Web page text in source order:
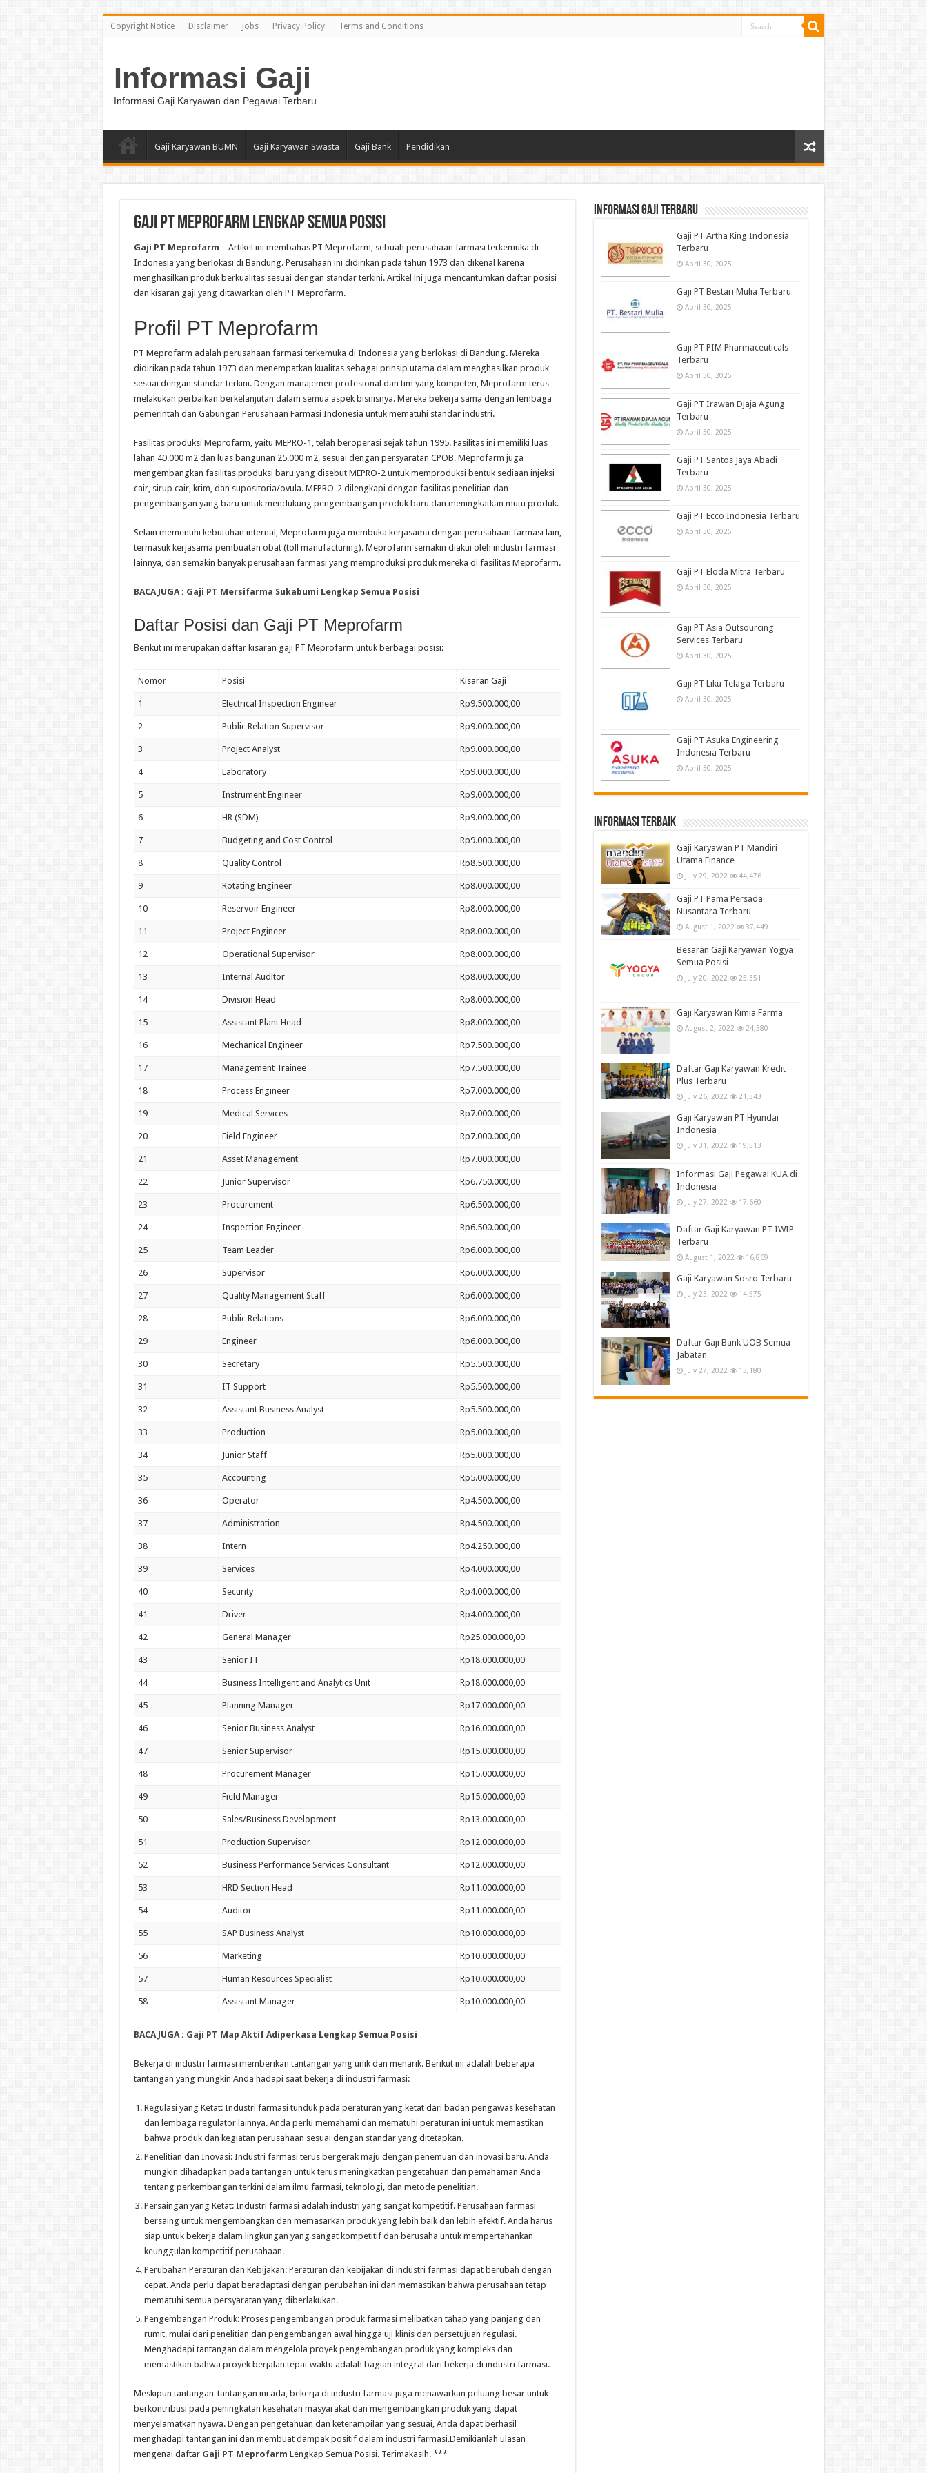
Copyright Notice Disclaimer Jobs Privacy Policy Terms and Conditions
Informasi Gaji
Informasi Gaji Karyawan dan Pegawai Terbaru
Gaji Karyawan BUMN Gaji Karyawan Swasta Gaji Bank Pendidikan
Gaji PT Meprofarm Lengkap Semua Posisi
Gaji PT Meprofarm – Artikel ini membahas PT Meprofarm, sebuah perusahaan farmasi terkemuka di
Indonesia yang berlokasi di Bandung. Perusahaan ini didirikan pada tahun 1973 dan dikenal karena
menghasilkan produk berkualitas sesuai dengan standar terkini. Artikel ini juga mencantumkan daftar posisi
dan kisaran gaji yang ditawarkan oleh PT Meprofarm.
Profil PT Meprofarm
PT Meprofarm adalah perusahaan farmasi terkemuka di Indonesia yang berlokasi di Bandung. Mereka
didirikan pada tahun 1973 dan menempatkan kualitas sebagai prinsip utama dalam menghasilkan produk
sesuai dengan standar terkini. Dengan manajemen profesional dan tim yang kompeten, Meprofarm terus
melakukan perbaikan berkelanjutan dalam semua aspek bisnisnya. Mereka bekerja sama dengan lembaga
pemerintah dan Gabungan Perusahaan Farmasi Indonesia untuk mematuhi standar industri.
Fasilitas produksi Meprofarm, yaitu MEPRO-1, telah beroperasi sejak tahun 1995. Fasilitas ini memiliki luas
lahan 40.000 m2 dan luas bangunan 25.000 m2, sesuai dengan persyaratan CPOB. Meprofarm juga
mengembangkan fasilitas produksi baru yang disebut MEPRO-2 untuk memproduksi bentuk sediaan injeksi
cair, sirup cair, krim, dan supositoria/ovula. MEPRO-2 dilengkapi dengan fasilitas penelitian dan
pengembangan yang baru untuk mendukung pengembangan produk baru dan meningkatkan mutu produk.
Selain memenuhi kebutuhan internal, Meprofarm juga membuka kerjasama dengan perusahaan farmasi lain,
termasuk kerjasama pembuatan obat (toll manufacturing). Meprofarm semakin diakui oleh industri farmasi
lainnya, dan semakin banyak perusahaan farmasi yang memproduksi produk mereka di fasilitas Meprofarm.
BACA JUGA : Gaji PT Mersifarma Sukabumi Lengkap Semua Posisi
Daftar Posisi dan Gaji PT Meprofarm
Berikut ini merupakan daftar kisaran gaji PT Meprofarm untuk berbagai posisi:
Nomor Posisi Kisaran Gaji
1 Electrical Inspection Engineer Rp9.500.000,00
2 Public Relation Supervisor Rp9.000.000,00
3 Project Analyst Rp9.000.000,00
4 Laboratory Rp9.000.000,00
5 Instrument Engineer Rp9.000.000,00
6 HR (SDM) Rp9.000.000,00
7 Budgeting and Cost Control Rp9.000.000,00
8 Quality Control Rp8.500.000,00
9 Rotating Engineer Rp8.000.000,00
10 Reservoir Engineer Rp8.000.000,00
11 Project Engineer Rp8.000.000,00
12 Operational Supervisor Rp8.000.000,00
13 Internal Auditor Rp8.000.000,00
14 Division Head Rp8.000.000,00
15 Assistant Plant Head Rp8.000.000,00
16 Mechanical Engineer Rp7.500.000,00
17 Management Trainee Rp7.500.000,00
18 Process Engineer Rp7.000.000,00
19 Medical Services Rp7.000.000,00
20 Field Engineer Rp7.000.000,00
21 Asset Management Rp7.000.000,00
22 Junior Supervisor Rp6.750.000,00
23 Procurement Rp6.500.000,00
24 Inspection Engineer Rp6.500.000,00
25 Team Leader Rp6.000.000,00
26 Supervisor Rp6.000.000,00
27 Quality Management Staff Rp6.000.000,00
28 Public Relations Rp6.000.000,00
29 Engineer Rp6.000.000,00
30 Secretary Rp5.500.000,00
31 IT Support Rp5.500.000,00
32 Assistant Business Analyst Rp5.500.000,00
33 Production Rp5.000.000,00
34 Junior Staff Rp5.000.000,00
35 Accounting Rp5.000.000,00
36 Operator Rp4.500.000,00
37 Administration Rp4.500.000,00
38 Intern Rp4.250.000,00
39 Services Rp4.000.000,00
40 Security Rp4.000.000,00
41 Driver Rp4.000.000,00
42 General Manager Rp25.000.000,00
43 Senior IT Rp18.000.000,00
44 Business Intelligent and Analytics Unit Rp18.000.000,00
45 Planning Manager Rp17.000.000,00
46 Senior Business Analyst Rp16.000.000,00
47 Senior Supervisor Rp15.000.000,00
48 Procurement Manager Rp15.000.000,00
49 Field Manager Rp15.000.000,00
50 Sales/Business Development Rp13.000.000,00
51 Production Supervisor Rp12.000.000,00
52 Business Performance Services Consultant Rp12.000.000,00
53 HRD Section Head Rp11.000.000,00
54 Auditor Rp11.000.000,00
55 SAP Business Analyst Rp10.000.000,00
56 Marketing Rp10.000.000,00
57 Human Resources Specialist Rp10.000.000,00
58 Assistant Manager Rp10.000.000,00
BACA JUGA : Gaji PT Map Aktif Adiperkasa Lengkap Semua Posisi
Bekerja di industri farmasi memberikan tantangan yang unik dan menarik. Berikut ini adalah beberapa
tantangan yang mungkin Anda hadapi saat bekerja di industri farmasi:
Regulasi yang Ketat: Industri farmasi tunduk pada peraturan yang ketat dari badan pengawas kesehatan
dan lembaga regulator lainnya. Anda perlu memahami dan mematuhi peraturan ini untuk memastikan
bahwa produk dan kegiatan perusahaan sesuai dengan standar yang ditetapkan.
Penelitian dan Inovasi: Industri farmasi terus bergerak maju dengan penemuan dan inovasi baru. Anda
mungkin dihadapkan pada tantangan untuk terus meningkatkan pengetahuan dan pemahaman Anda
tentang perkembangan terkini dalam ilmu farmasi, teknologi, dan metode penelitian.
Persaingan yang Ketat: Industri farmasi adalah industri yang sangat kompetitif. Perusahaan farmasi
bersaing untuk mengembangkan dan memasarkan produk yang lebih baik dan lebih efektif. Anda harus
siap untuk bekerja dalam lingkungan yang sangat kompetitif dan berusaha untuk mempertahankan
keunggulan kompetitif perusahaan.
Perubahan Peraturan dan Kebijakan: Peraturan dan kebijakan di industri farmasi dapat berubah dengan
cepat. Anda perlu dapat beradaptasi dengan perubahan ini dan memastikan bahwa perusahaan tetap
mematuhi semua persyaratan yang diberlakukan.
Pengembangan Produk: Proses pengembangan produk farmasi melibatkan tahap yang panjang dan
rumit, mulai dari penelitian dan pengembangan awal hingga uji klinis dan persetujuan regulasi.
Menghadapi tantangan dalam mengelola proyek pengembangan produk yang kompleks dan
memastikan bahwa proyek berjalan tepat waktu adalah bagian integral dari bekerja di industri farmasi.
Meskipun tantangan-tantangan ini ada, bekerja di industri farmasi juga menawarkan peluang besar untuk
berkontribusi pada peningkatan kesehatan masyarakat dan mengembangkan produk yang dapat
menyelamatkan nyawa. Dengan pengetahuan dan keterampilan yang sesuai, Anda dapat berhasil
menghadapi tantangan ini dan membuat dampak positif dalam industri farmasi.Demikianlah ulasan
mengenai daftar Gaji PT Meprofarm Lengkap Semua Posisi. Terimakasih. ***
informasi gaji terbaru
Gaji PT Artha King Indonesia
Terbaru
April 30, 2025
Gaji PT Bestari Mulia Terbaru
April 30, 2025
Gaji PT PIM Pharmaceuticals
Terbaru
April 30, 2025
Gaji PT Irawan Djaja Agung
Terbaru
April 30, 2025
Gaji PT Santos Jaya Abadi
Terbaru
April 30, 2025
Gaji PT Ecco Indonesia Terbaru
April 30, 2025
Gaji PT Eloda Mitra Terbaru
April 30, 2025
Gaji PT Asia Outsourcing
Services Terbaru
April 30, 2025
Gaji PT Liku Telaga Terbaru
April 30, 2025
Gaji PT Asuka Engineering
Indonesia Terbaru
April 30, 2025
informasi terbaik
Gaji Karyawan PT Mandiri
Utama Finance
July 29, 2022 44,476
Gaji PT Pama Persada
Nusantara Terbaru
August 1, 2022 37,449
Besaran Gaji Karyawan Yogya
Semua Posisi
July 20, 2022 25,351
Gaji Karyawan Kimia Farma
August 2, 2022 24,380
Daftar Gaji Karyawan Kredit
Plus Terbaru
July 26, 2022 21,343
Gaji Karyawan PT Hyundai
Indonesia
July 31, 2022 19,513
Informasi Gaji Pegawai KUA di
Indonesia
July 27, 2022 17,660
Daftar Gaji Karyawan PT IWIP
Terbaru
August 1, 2022 16,869
Gaji Karyawan Sosro Terbaru
July 23, 2022 14,575
Daftar Gaji Bank UOB Semua
Jabatan
July 27, 2022 13,180